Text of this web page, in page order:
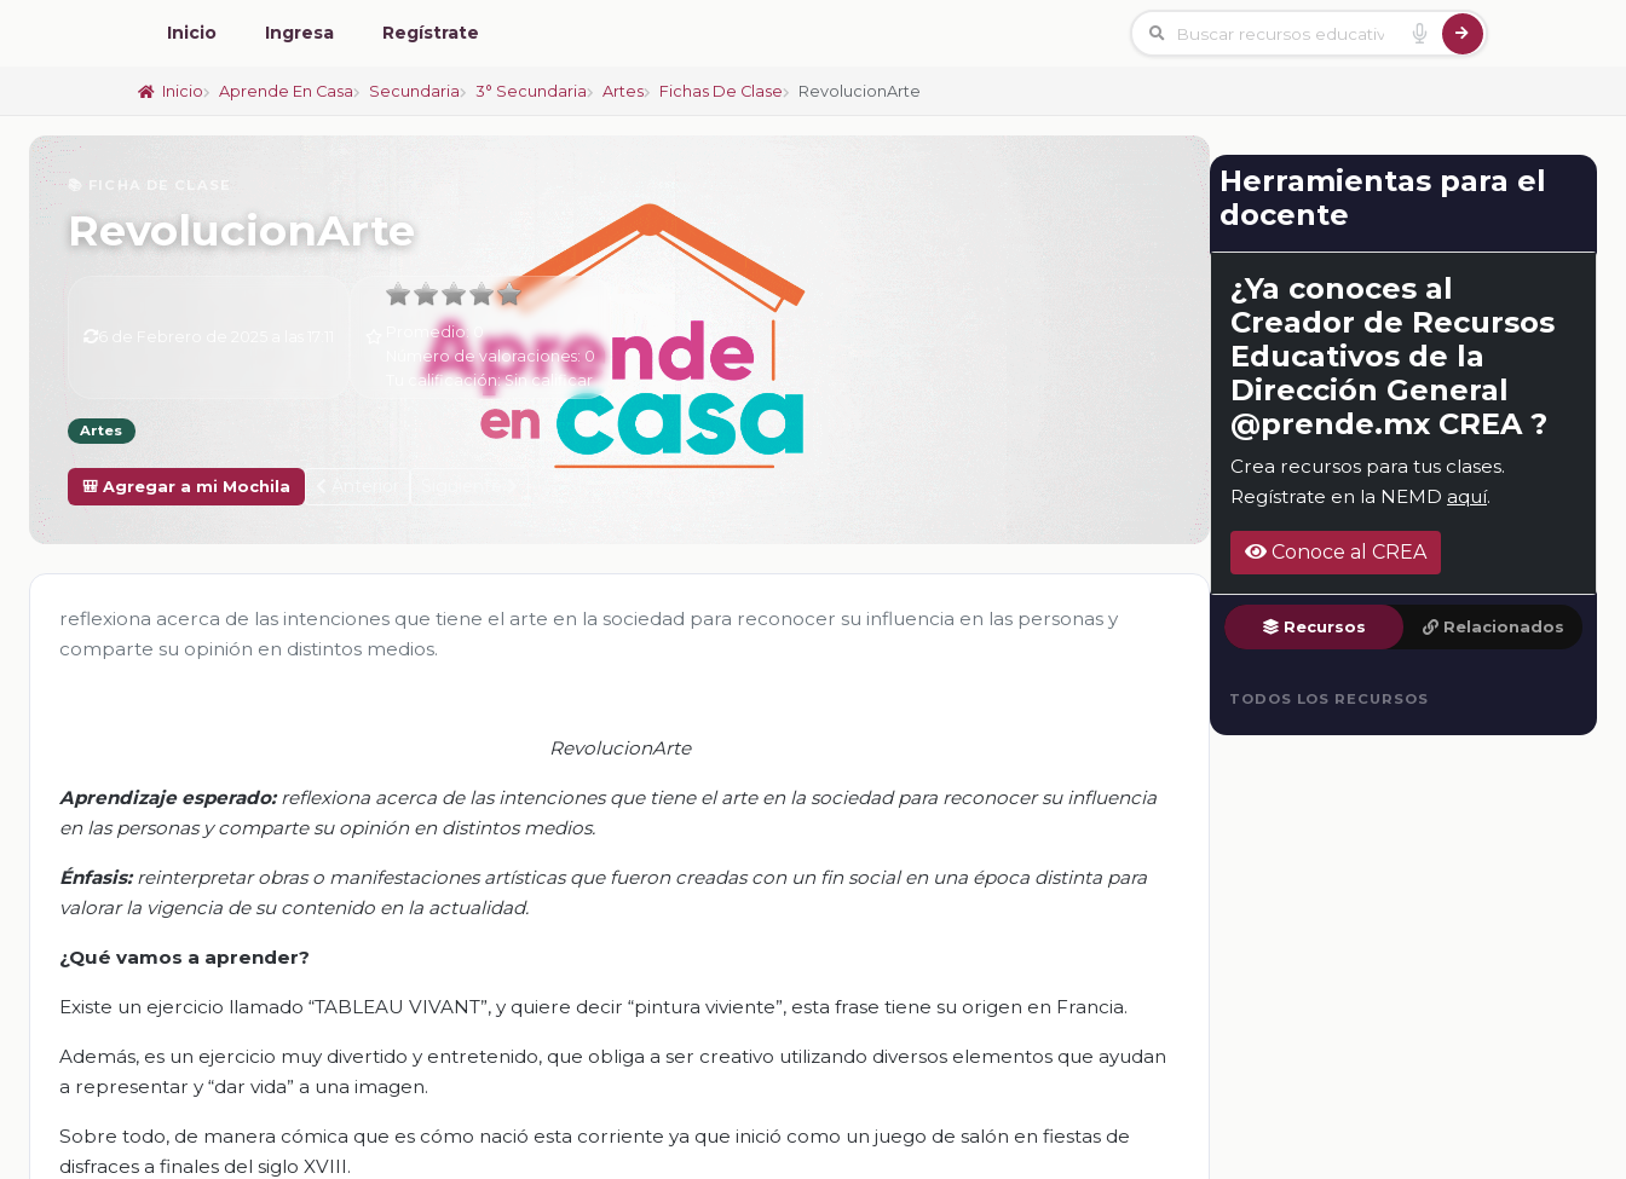
Inicio Ingresa Regístrate
Inicio Aprende En Casa Secundaria 3° Secundaria Artes Fichas De Clase RevolucionArte
📚 FICHA DE CLASE
RevolucionArte
Promedio:
0
Número de valoraciones: 0
Tu calificación:Sin calificar
Artes
🎒 Agregar a mi Mochila
reflexiona acerca de las intenciones que tiene el arte en la sociedad para reconocer su influencia en las personas y
comparte su opinión en distintos medios.
RevolucionArte
Aprendizaje esperado: reflexiona acerca de las intenciones que tiene el arte en la sociedad para reconocer su influencia
en las personas y comparte su opinión en distintos medios.
Énfasis:reinterpretar obras o manifestaciones artísticas que fueron creadas con un fin social en una época distinta para
valorar la vigencia de su contenido en la actualidad.
¿Qué vamos a aprender?
Existe un ejercicio llamado “TABLEAU VIVANT”, y quiere decir “pintura viviente”, esta frase tiene su origen en Francia.
Además, es un ejercicio muy divertido y entretenido, que obliga a ser creativo utilizando diversos elementos que ayudan
a representar y “dar vida” a una imagen.
Sobre todo, de manera cómica que es cómo nació esta corriente ya que inició como un juego de salón en fiestas de
disfraces a finales del siglo XVIII.
Herramientas para el
docente
¿Ya conoces al
Creador de Recursos
Educativos de la
Dirección General
@prende.mx CREA ?
Crea recursos para tus clases.
Regístrate en la NEMD aquí.
Conoce al CREA
Recursos Relacionados
TODOS LOS RECURSOS